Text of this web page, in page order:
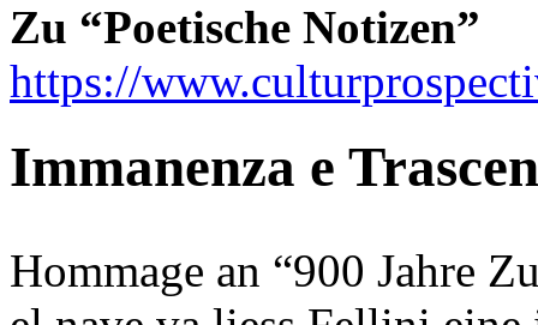
Zu “Poetische Notizen”
https://
Immanenza e
Hommage an “900 Jahre